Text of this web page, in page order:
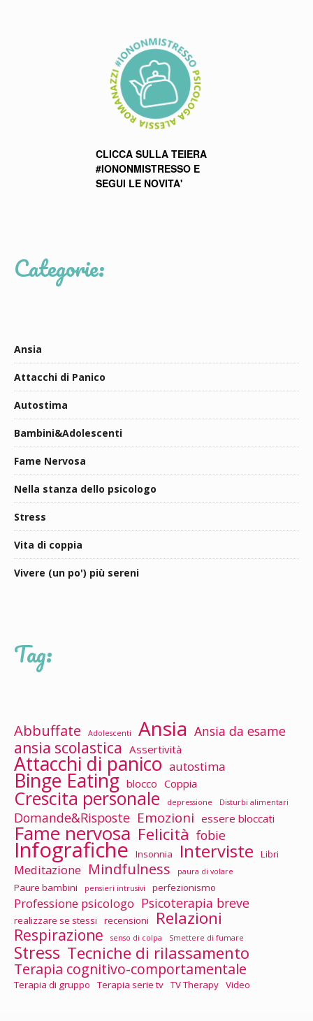
CLICCA SULLA TEIERA
#IONONMISTRESSO E
SEGUI LE NOVITA'
Categorie:
Ansia
Attacchi di Panico
Autostima
Bambini&Adolescenti
Fame Nervosa
Nella stanza dello psicologo
Stress
Vita di coppia
Vivere (un po') più sereni
Tag:
Abbuffate Adolescenti Ansia Ansia da esame
ansia scolastica Assertività
Attacchi di panico autostima
Binge Eating blocco Coppia
Crescita personale depressione Disturbi alimentari
Domande&Risposte Emozioni essere bloccati
Fame nervosa Felicità fobie
Infografiche Insonnia Interviste Libri
Meditazione Mindfulness paura di volare
Paure bambini pensieri intrusivi perfezionismo
Professione psicologo Psicoterapia breve
realizzare se stessi recensioni Relazioni
Respirazione senso di colpa Smettere di fumare
Stress Tecniche di rilassamento
Terapia cognitivo-comportamentale
Terapia di gruppo Terapia serie tv TV Therapy Video